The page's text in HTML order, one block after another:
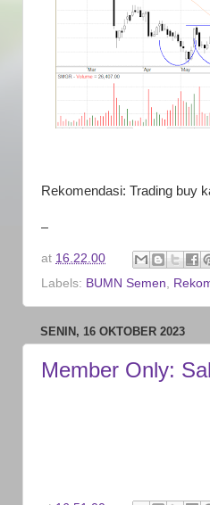
Rekomendasi: Trading buy
at 16.22.00
Labels: BUMN Semen
SENIN, 16 OKTOBER 2023
Member Only: